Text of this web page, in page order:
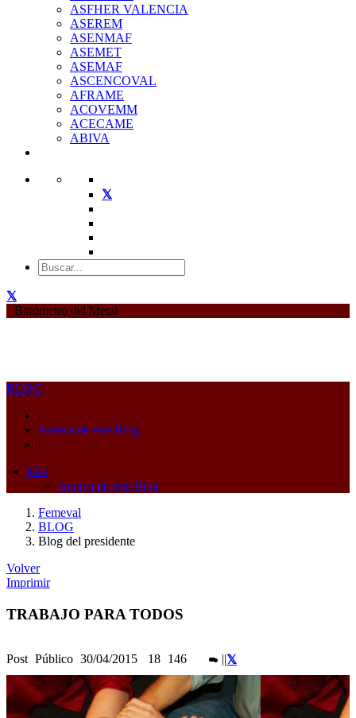
ASFHER VALENCIA
ASEREM
ASENMAF
ASEMET
ASEMAF
ASCENCOVAL
AFRAME
ACOVEMM
ACECAME
ABIVA
Barómetro del Metal
BLOG
|
Acerca de este Blog
|
Más
Acerca de este Blog
Femeval
BLOG
Blog del presidente
Volver
Imprimir
TRABAJO PARA TODOS
Post Público 30/04/2015 18 146 ||